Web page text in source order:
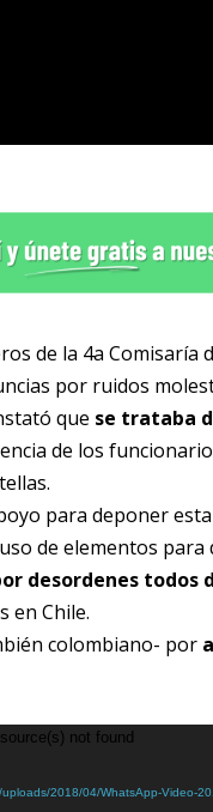
de la 4a
por ruidos
que se trataba
de los
para deponer
de elementos para
desordenes todos
en Chile.
colombiano- por
not found
2018/04/WhatsApp-Video-